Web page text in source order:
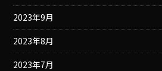
2023年9月
2023年8月
2023年7月